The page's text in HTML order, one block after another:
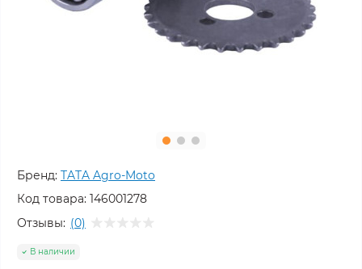
Бренд: TATA Agro-Moto
Код товара: 146001278
Отзывы: (0)
В наличии